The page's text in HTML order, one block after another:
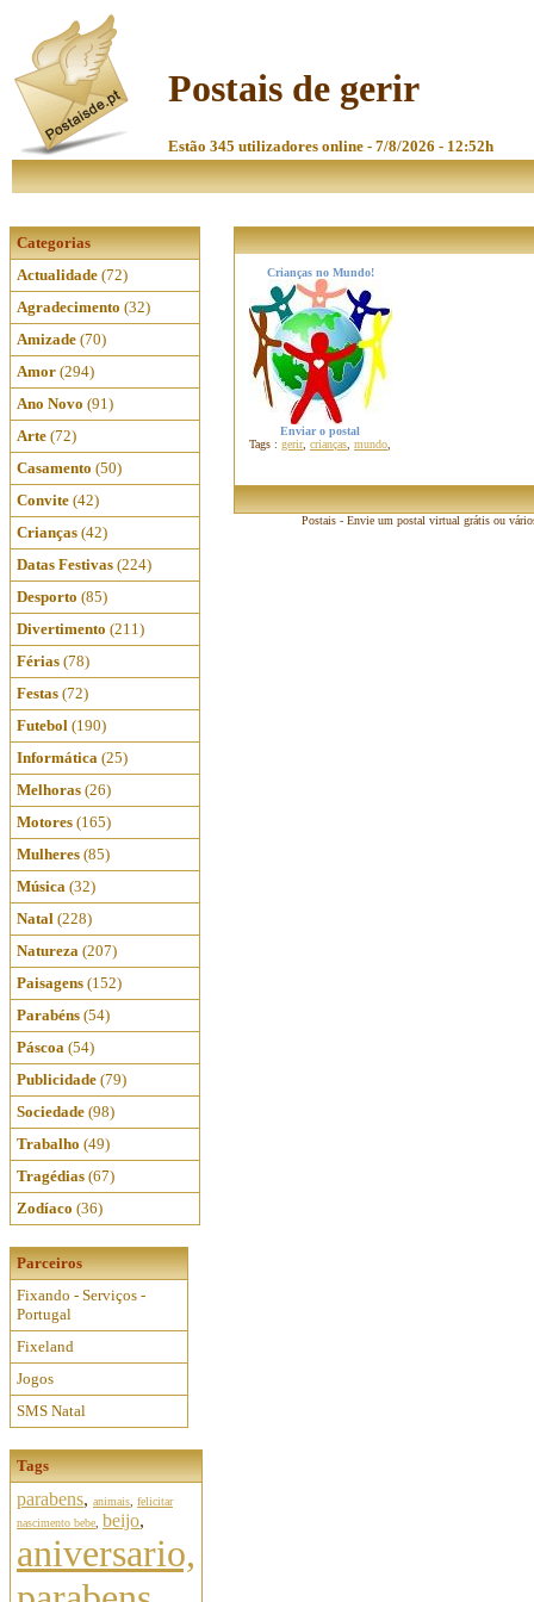
Postais de gerir
Estão 345 utilizadores online - 7/8/2026 - 12:52h
Categorias
Actualidade (72)
Agradecimento (32)
Amizade (70)
Amor (294)
Ano Novo (91)
Arte (72)
Casamento (50)
Convite (42)
Crianças (42)
Datas Festivas (224)
Desporto (85)
Divertimento (211)
Férias (78)
Festas (72)
Futebol (190)
Informática (25)
Melhoras (26)
Motores (165)
Mulheres (85)
Música (32)
Natal (228)
Natureza (207)
Paisagens (152)
Parabéns (54)
Páscoa (54)
Publicidade (79)
Sociedade (98)
Trabalho (49)
Tragédias (67)
Zodíaco (36)
Parceiros
Fixando - Serviços -
Portugal
Fixeland
Jogos
SMS Natal
Tags
parabens, animais felicitar
nascimento bebe beijo,
aniversario,
Crianças no Mundo!
Enviar o postal
Tags : gerir, crianças mundo
Postais - Envie um postal virtual grátis ou